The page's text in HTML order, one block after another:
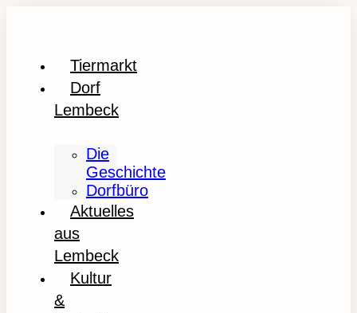
Tiermarkt
Dorf
Lembeck
Die
Geschichte
Dorfbüro
Aktuelles
aus
Lembeck
Kultur
&